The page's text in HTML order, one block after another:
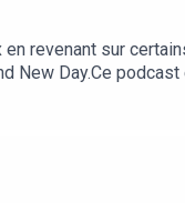
revenant sur
New Day.Ce
des Cinémas